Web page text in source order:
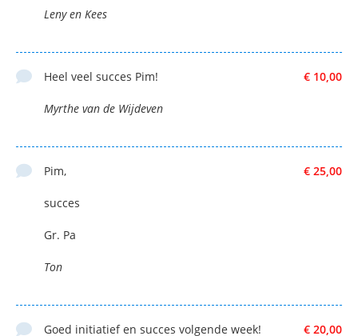
Leny en Kees
€ 10,00
Heel veel succes Pim!
Myrthe van de Wijdeven
€ 25,00
Pim,
succes
Gr. Pa
Ton
€ 20,00
Goed initiatief en succes volgende week!